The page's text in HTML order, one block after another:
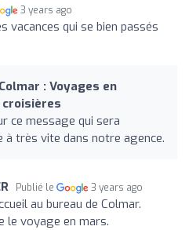
3 years ago
vacances qui se bien passés
Colmar : Voyages en
croisières
ce message qui sera
à très vite dans notre agence.
Publié le 3 years ago
au bureau de Colmar.
le voyage en mars.